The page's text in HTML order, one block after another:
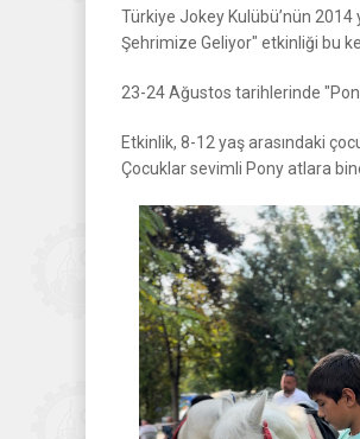
Türkiye Jokey Kulübü’nün
Şehrimize Geliyor" etkinliği bu
23-24 Ağustos tarihlerinde
Etkinlik, 8-12 yaş arasındaki
Çocuklar sevimli Pony atlara